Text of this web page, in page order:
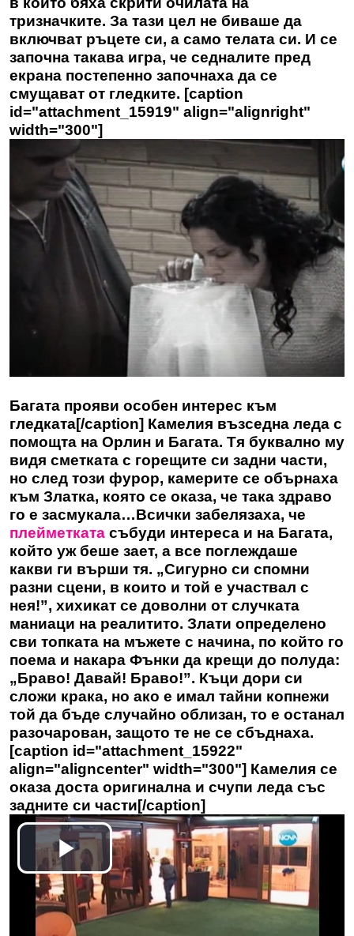
тризначките. За тази цел не биваше да
включват ръцете си, а само телата си. И се
започна такава игра, че седналите пред
екрана постепенно започнаха да се
смущават от гледките. [caption
id="attachment_15919" align="alignright"
width="300"]
Багата прояви особен интерес към
гледката[/caption] Камелия възседна леда с
помощта на Орлин и Багата. Тя буквално му
видя сметката с горещите си задни части,
но след този фурор, камерите се обърнаха
към Златка, която се оказа, че така здраво
го е засмукала…Всички забелязаха, че
плейметката събуди интереса и на Багата,
който уж беше зает, а все поглеждаше
какви ги върши тя. „Сигурно си спомни
разни сцени, в които и той е участвал с
нея!”, хихикат се доволни от случката
маниаци на реалитито. Злати определено
сви топката на мъжете с начина, по който го
поема и накара Фънки да крещи до полуда:
„Браво! Давай! Браво!”. Къци дори си
сложи крака, но ако е имал тайни копнежи
той да бъде случайно облизан, то е останал
разочарован, защото те не се сбъднаха.
[caption id="attachment_15922"
align="aligncenter" width="300"] Камелия се
оказа доста оригинална и счупи леда със
задните си части[/caption]